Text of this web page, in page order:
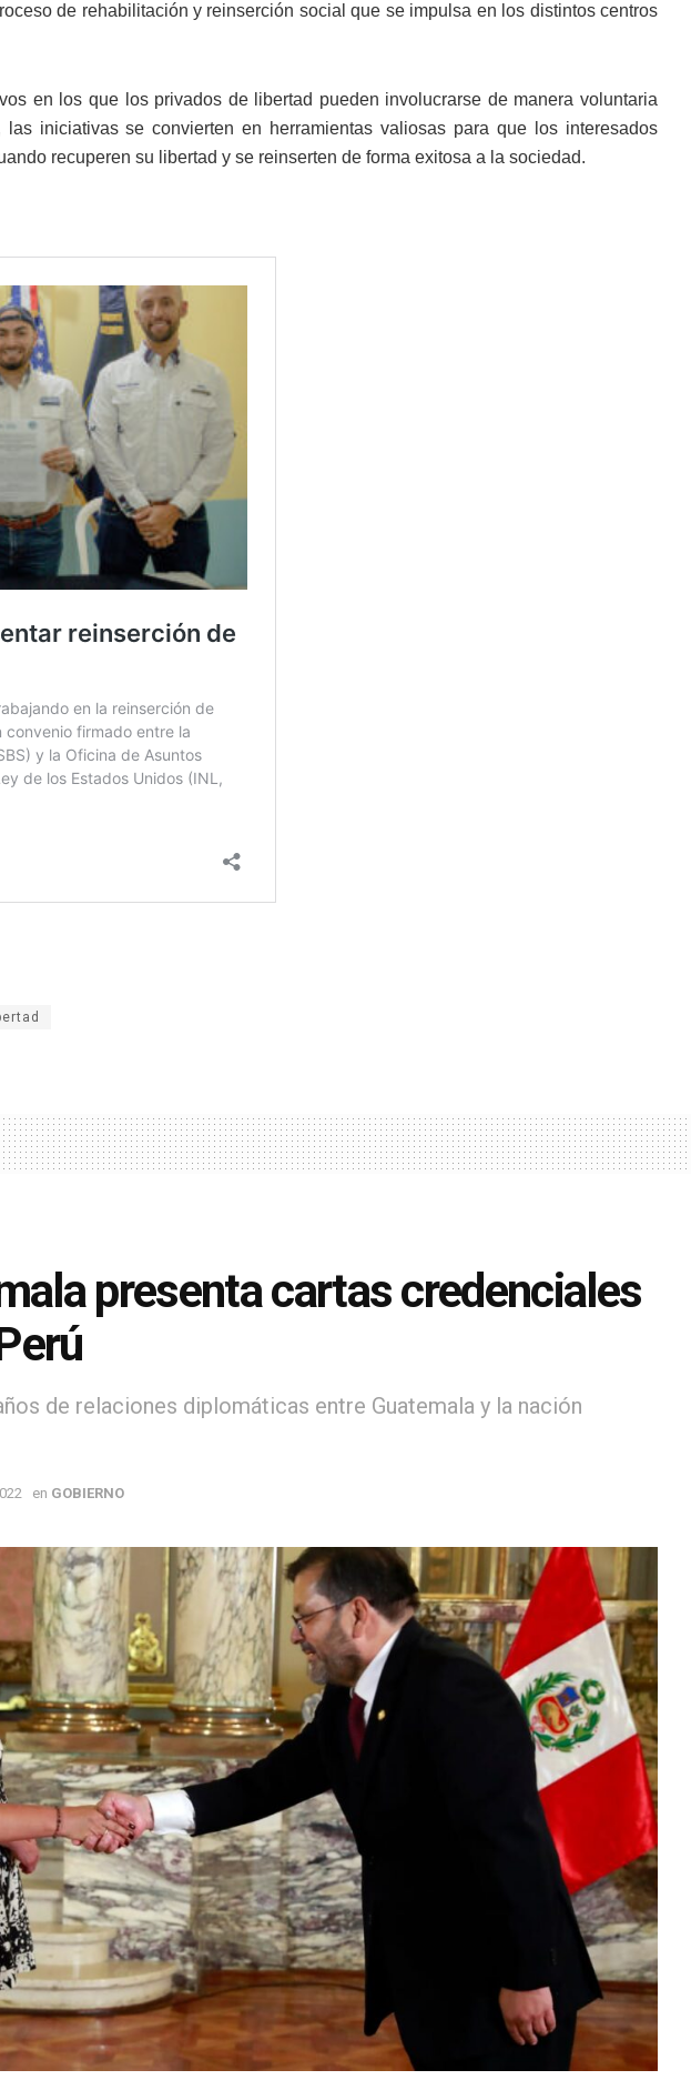
de rehabilitación y reinserción social que se impulsa en los distintos centros
en los que los privados de libertad pueden involucrarse de manera voluntaria
las iniciativas se convierten en herramientas valiosas para que los interesados
recuperen su libertad y se reinserten de forma exitosa a la sociedad.
presenta cartas credenciales
de relaciones diplomáticas entre Guatemala y la nación
en GOBIERNO